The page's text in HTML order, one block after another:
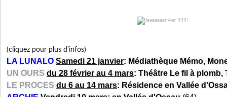
(cliquez pour plus d'infos)
LA LUNALO Samedi 21 janvier: Médiathèque Mémo,
UN OURS du 28 février au 4 mars: Théâtre Le fil à plomb,
LE PROCES du 6 au 14 mars: Résidence en Vallée